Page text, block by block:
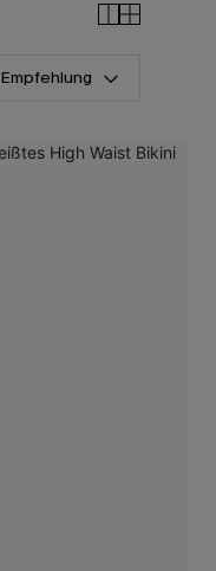
Empfehlung